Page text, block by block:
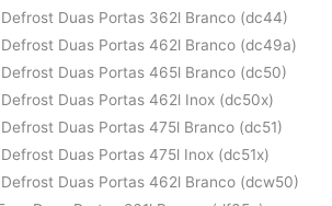
Duas Portas 362l Branco (dc44)
Duas Portas 462l Branco (dc49a)
Duas Portas 465l Branco (dc50)
Duas Portas 462l Inox (dc50x)
Duas Portas 475l Branco (dc51)
Duas Portas 475l Inox (dc51x)
Duas Portas 462l Branco (dcw50)